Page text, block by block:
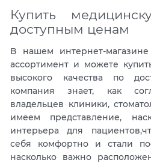
Купить
доступным ценам
В нашем интернет-
ассортимент и можете
высокого качества по
компания знает, как
владельцев клиники,
имеем представление,
интерьера для
себя комфортно и стали
насколько важно